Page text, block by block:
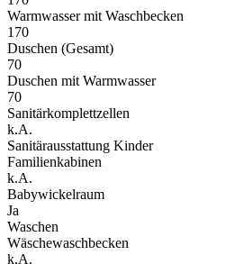
Warmwasser mit Waschbecken
170
Duschen (Gesamt)
70
Duschen mit Warmwasser
70
Sanitärkomplettzellen
k.A.
Sanitärausstattung Kinder
Familienkabinen
k.A.
Babywickelraum
Ja
Waschen
Wäschewaschbecken
k.A.